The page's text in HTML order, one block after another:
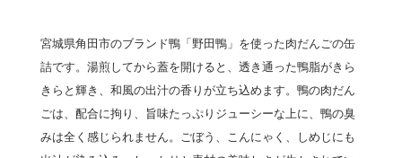
宮城県角田市のブランド鴨「野田鴨」を使った肉だんごの缶
詰です。湯煎してから蓋を開けると、透き通った鴨脂がきら
きらと輝き、和風の出汁の香りが立ち込めます。鴨の肉だん
ごは、配合に拘り、旨味たっぷりジューシーな上に、鴨の臭
みは全く感じられません。ごぼう、こんにゃく、しめじにも